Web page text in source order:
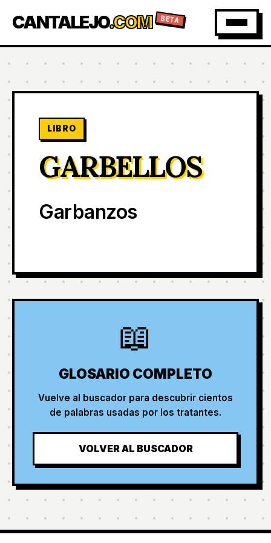
CANTALEJO.COM BETA
LIBRO
GARBELLOS
Garbanzos
📖
GLOSARIO COMPLETO
Vuelve al buscador para descubrir cientos
de palabras usadas por los tratantes.
VOLVER AL BUSCADOR